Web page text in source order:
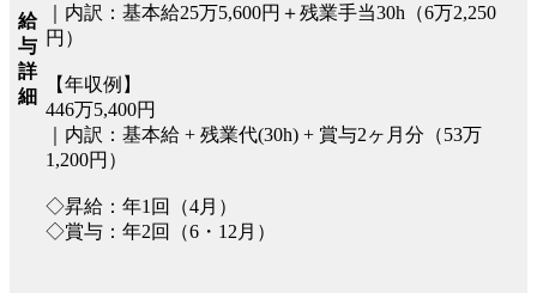
給
与
詳
細
｜内訳：基本給25万5,600円＋残業手当30h（6万2,250
円）
【年収例】
446万5,400円
｜内訳：基本給 + 残業代(30h) + 賞与2ヶ月分（53万
1,200円）
◇昇給：年1回（4月）
◇賞与：年2回（6・12月）